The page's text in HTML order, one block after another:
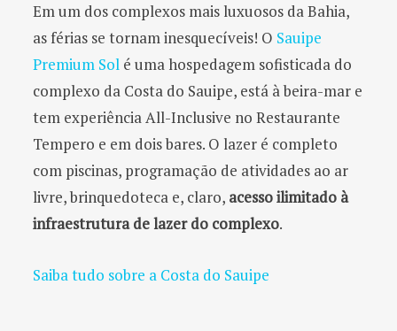
Em um dos complexos mais luxuosos da Bahia,
as férias se tornam inesquecíveis! O Sauipe
Premium Sol é uma hospedagem sofisticada do
complexo da Costa do Sauipe, está à beira-mar e
tem experiência All-Inclusive no Restaurante
Tempero e em dois bares. O lazer é completo
com piscinas, programação de atividades ao ar
livre, brinquedoteca e, claro, acesso ilimitado à
infraestrutura de lazer do complexo.
Saiba tudo sobre a Costa do Sauipe